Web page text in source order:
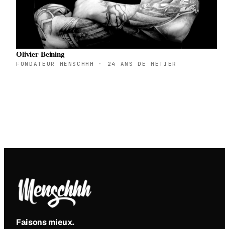
Olivier Beining
FONDATEUR MENSCHHH · 24 ANS DE MÉTIER
Faisons mieux.